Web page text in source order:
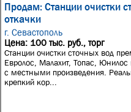
Продам: Станции очистки
откачки
г. Севастополь
Цена: 100 тыс. руб., торг
Станции очистки сточных вод
Евролос, Малахит, Топас, Юнилос
с местными произведения.
крепкий кор...